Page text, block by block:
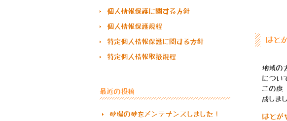
はと
地域の
につい
この度
成しま
はとが
個人情報保護に関する方針
個人情報保護規程
特定個人情報保護に関する方針
特定個人情報取扱規程
最近の投稿
砂場の砂をメンテナンスしました！